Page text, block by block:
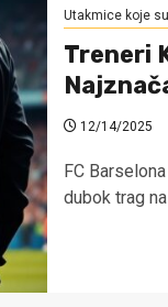
Utakmice koje
Treneri
12/14/2025
FC
dubok trag